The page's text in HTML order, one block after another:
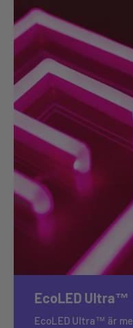
EcoLED Ultra™
EcoLED Ultra™ är